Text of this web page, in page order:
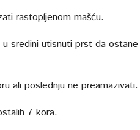
rastopljenom mašću.
sredini utisnuti prst da
ali poslednju ne preamazivati.
7 kora.